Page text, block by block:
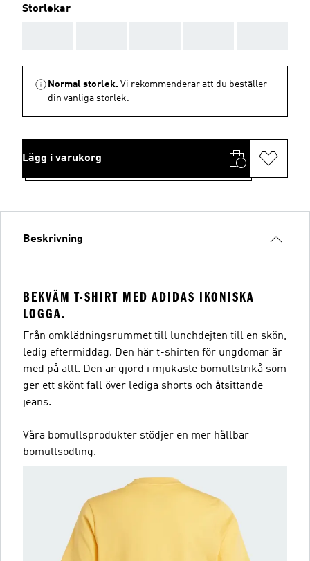
Storlekar
Normal storlek. Vi rekommenderar att du beställer
din vanliga storlek.
Lägg i varukorg
Beskrivning
BEKVÄM T-SHIRT MED ADIDAS IKONISKA
LOGGA.
Från omklädningsrummet till lunchdejten till en skön,
ledig eftermiddag. Den här t-shirten för ungdomar är
med på allt. Den är gjord i mjukaste bomullstrikå som
ger ett skönt fall över lediga shorts och åtsittande
jeans.
Våra bomullsprodukter stödjer en mer hållbar
bomullsodling.